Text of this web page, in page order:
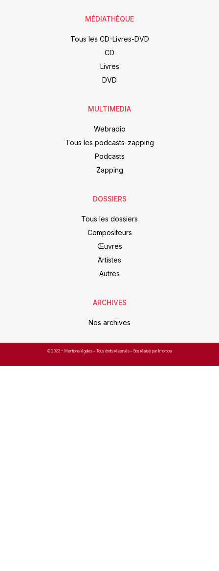
MÉDIATHÈQUE
Tous les CD-Livres-DVD
CD
Livres
DVD
MULTIMEDIA
Webradio
Tous les podcasts-zapping
Podcasts
Zapping
DOSSIERS
Tous les dossiers
Compositeurs
Œuvres
Artistes
Autres
ARCHIVES
Nos archives
© 2023 – Mentions légales – Tous droits réservés – Site réalisé par Improba